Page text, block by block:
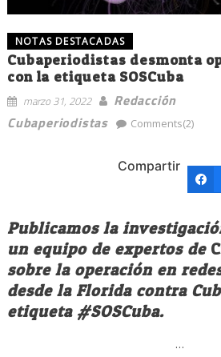
NOTAS DESTACADAS
Cubaperiodistas desmonta
con la etiqueta SOSCuba
marzo 31, 2022
Redacción
Cubaperiodistas
Comments(2)
Compartir
Publicamos la
un equipo de expertos de
sobre la operación en
desde la Florida contra
etiqueta #SOSCuba.
…